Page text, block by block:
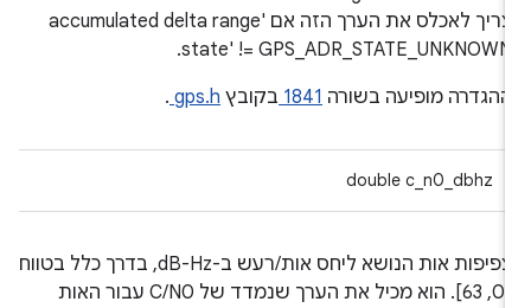
צריך לאכלס את הערך הזה אם 'accumulated delta range
state' != GPS_ADR_STATE_UNKNOWN.
ההגדרה מופיעה בשורה1841 בקובץgps.h
.
double c_n0_dbhz
צפיפות אות הנושא ליחס אות/רעש ב-dB-Hz, בדרך כלל בטווח
[0, 63]. הוא מכיל את הערך שנמדד של C/N0 עבור האות